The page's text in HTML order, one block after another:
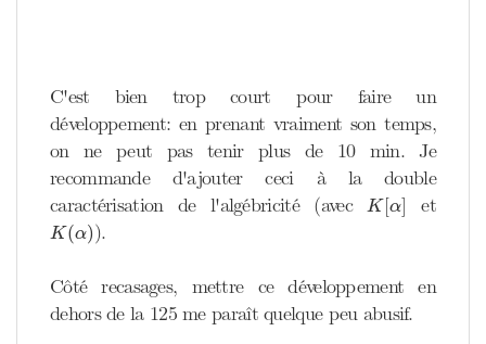
C'est bien trop court pour faire un
développement: en prenant vraiment son temps,
on ne peut pas tenir plus de 10 min. Je
recommande d'ajouter ceci à la double
caractérisation de l'algébricité (avecK[α]
K[α ] et
K(α)
K(α ) ).
Côté recasages, mettre ce développement en
dehors de la 125 me paraît quelque peu abusif.